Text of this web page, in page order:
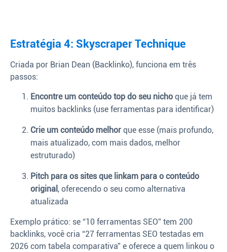
Estratégia 4: Skyscraper Technique
Criada por Brian Dean (Backlinko), funciona em três
passos:
Encontre um conteúdo top do seu nicho que já tem
muitos backlinks (use ferramentas para identificar)
Crie um conteúdo melhor que esse (mais profundo,
mais atualizado, com mais dados, melhor
estruturado)
Pitch para os sites que linkam para o conteúdo
original , oferecendo o seu como alternativa
atualizada
Exemplo prático: se “10 ferramentas SEO” tem 200
backlinks, você cria “27 ferramentas SEO testadas em
2026 com tabela comparativa” e oferece a quem linkou o